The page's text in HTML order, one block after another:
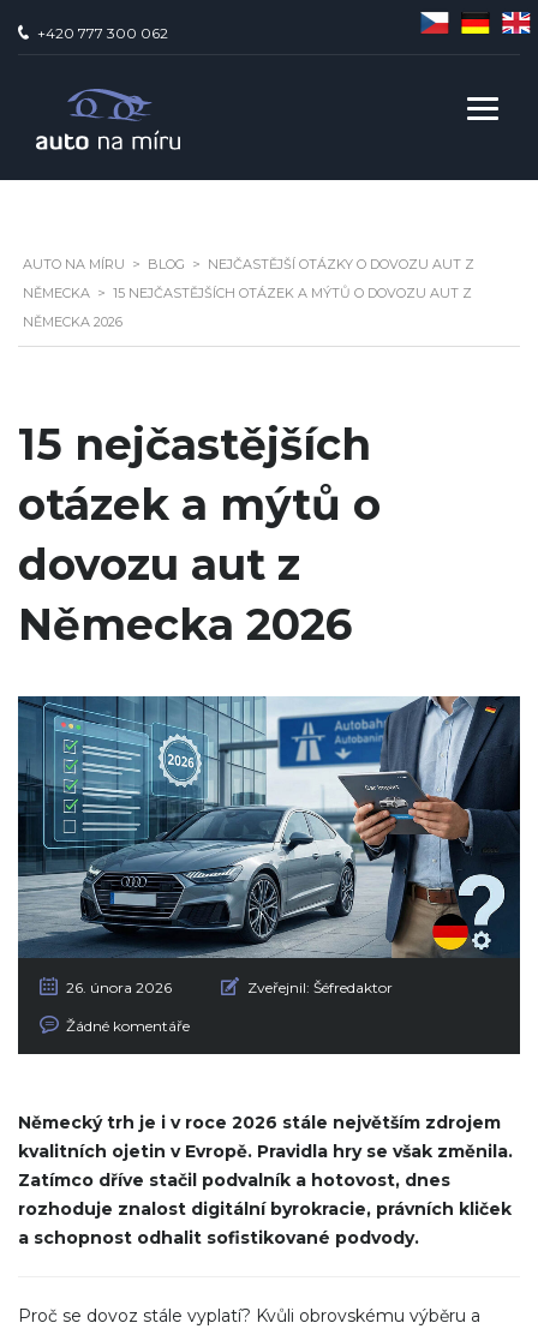
+420 777 300 062
AUTO NA MÍ­RU > BLOG > NEJČASTĚJŠÍ OTÁZKY O DOVOZU AUT Z
NĚMECKA > 15 NEJČASTĚJŠÍCH OTÁZEK A MÝTŮ O DOVOZU AUT Z
NĚMECKA 2026
15 nejčastějších
otázek a mýtů o
dovozu aut z
Německa 2026
26. února 2026 Zveřejnil: Šéfredaktor
Žádné komentáře
Německý trh je i v roce 2026 stále největším zdrojem
kvalitních ojetin v Evropě. Pravidla hry se však změnila.
Zatímco dříve stačil podvalník a hotovost, dnes
rozhoduje znalost digitální byrokracie, právních kliček
a schopnost odhalit sofistikované podvody.
Proč se dovoz stále vyplatí? Kvůli obrovskému výběru a